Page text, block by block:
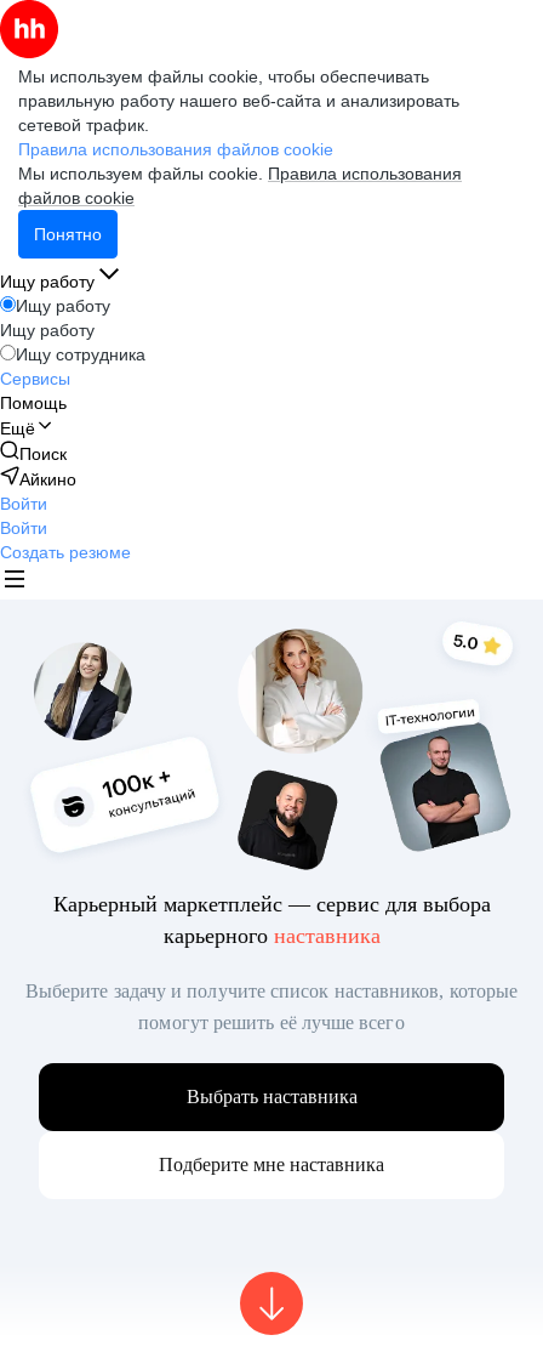
Мы используем файлы cookie, чтобы обеспечивать
правильную работу нашего веб-сайта и анализировать
сетевой трафик.
Правила использования файлов cookie
Мы используем файлы cookie. Правила использования
файлов cookie
Понятно
Ищу работу
Ищу работу
Ищу работу
Ищу сотрудника
Сервисы
Помощь
Ещё
Поиск
Айкино
Войти
Войти
Создать резюме
Карьерный маркетплейс — сервис для выбора
карьерного наставника
Выберите задачу и получите список наставников, которые
помогут решить её лучше всего
Выбрать наставника
Подберите мне наставника